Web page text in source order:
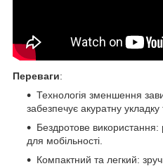
Переваги:
Технологія зменшення
забезпечує акуратну укладку
Бездротове використання:
для мобільності.
Компактний та легкий: